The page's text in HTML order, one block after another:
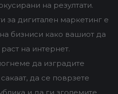
на резултати.
за дигитален маркетинг е
бизниси како вашиот да
на интернет.
да изградите
да се поврзете